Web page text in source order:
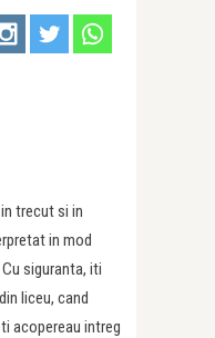
trecut si in
in mod
siguranta, iti
liceu, cand
acopereau intreg